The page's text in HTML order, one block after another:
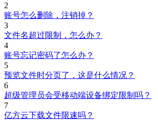
2
账号怎么删除，注销掉？
3
文件名超过限制，怎么办？
4
账号忘记密码了怎么办？
5
预览文件时分页了，这是什么情况？
6
超级管理员会受移动端设备绑定限制吗？
7
亿方云下载文件限速吗？